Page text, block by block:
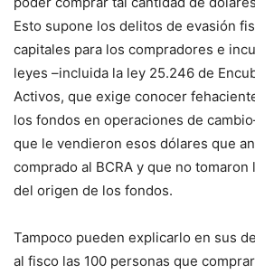
Esto supone los delitos de evasión
capitales para los compradores e
leyes –incluida la ley 25.246 de
Activos, que exige conocer
los fondos en operaciones de
que le vendieron esos dólares que
comprado al BCRA y que no
del origen de los fondos.
Tampoco pueden explicarlo en sus
al fisco las 100 personas que